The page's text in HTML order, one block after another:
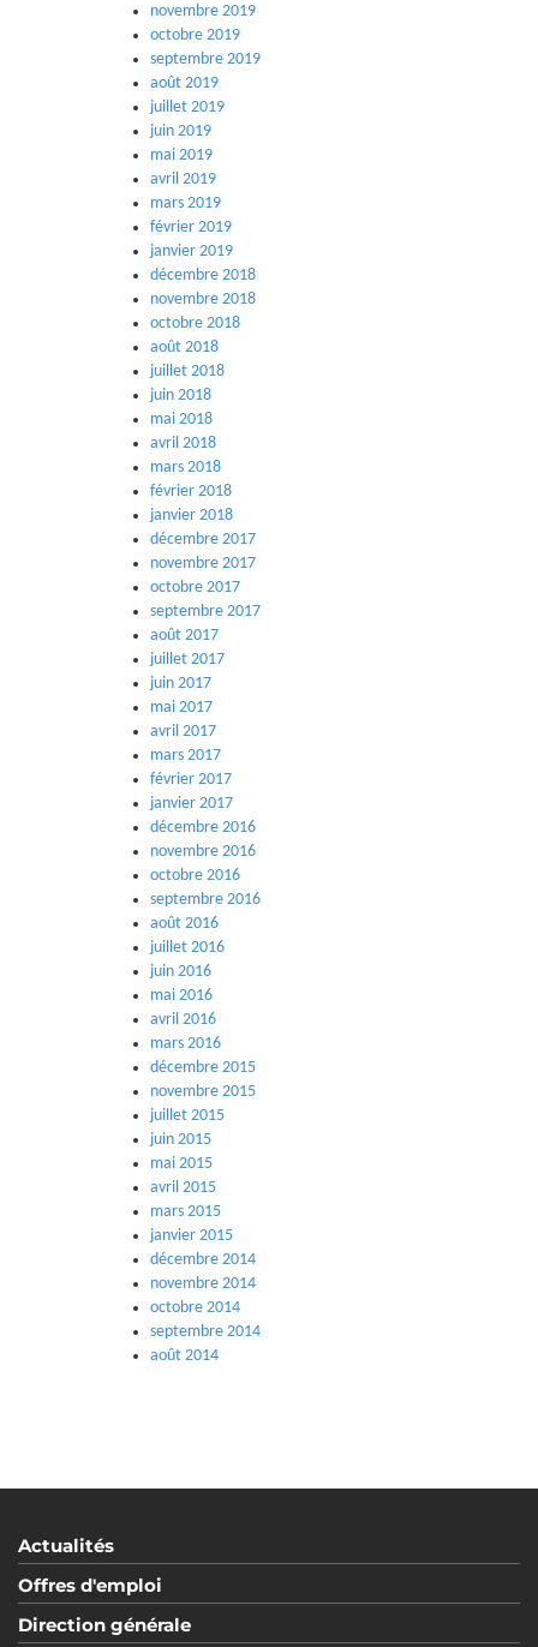
novembre 2019
octobre 2019
septembre 2019
août 2019
juillet 2019
juin 2019
mai 2019
avril 2019
mars 2019
février 2019
janvier 2019
décembre 2018
novembre 2018
octobre 2018
août 2018
juillet 2018
juin 2018
mai 2018
avril 2018
mars 2018
février 2018
janvier 2018
décembre 2017
novembre 2017
octobre 2017
septembre 2017
août 2017
juillet 2017
juin 2017
mai 2017
avril 2017
mars 2017
février 2017
janvier 2017
décembre 2016
novembre 2016
octobre 2016
septembre 2016
août 2016
juillet 2016
juin 2016
mai 2016
avril 2016
mars 2016
décembre 2015
novembre 2015
juillet 2015
juin 2015
mai 2015
avril 2015
mars 2015
janvier 2015
décembre 2014
novembre 2014
octobre 2014
septembre 2014
août 2014
Actualités
Offres d'emploi
Direction générale